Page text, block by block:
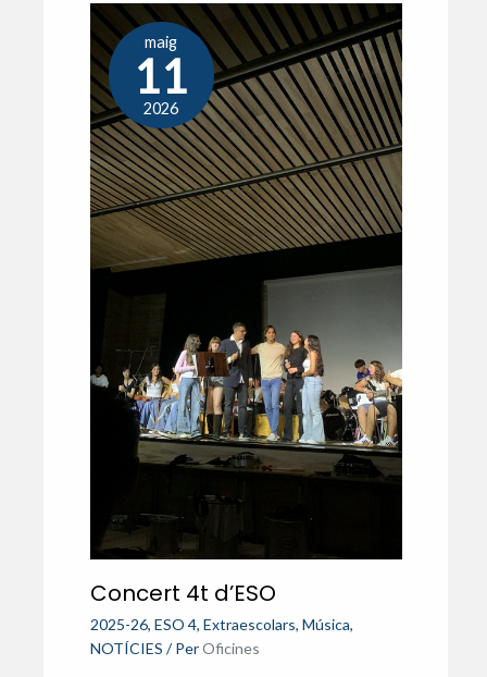
maig
11
2026
Concert 4t d’ESO
2025-26, ESO 4, Extraescolars, Música,
NOTÍCIES / Per Oficines